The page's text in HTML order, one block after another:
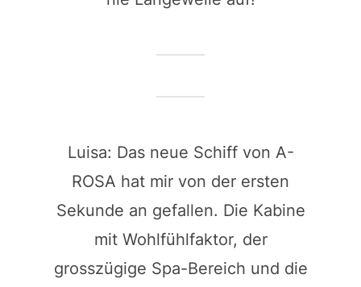
Luisa: Das neue Schiff von A-
ROSA hat mir von der ersten
Sekunde an gefallen. Die Kabine
mit Wohlfühlfaktor, der
grosszügige Spa-Bereich und die